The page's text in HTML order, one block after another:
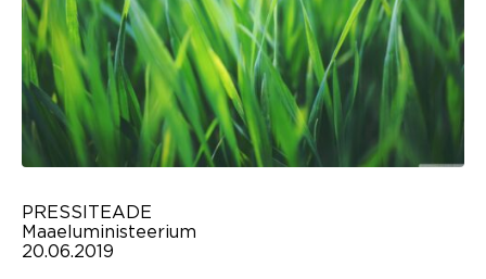
PRESSITEADE
Maaeluministeerium
20.06.2019